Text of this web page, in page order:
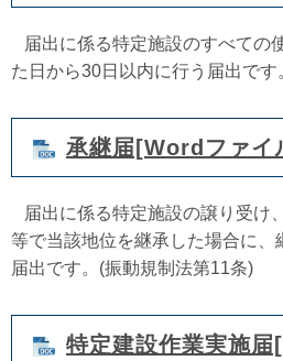
届出に係る特定施設のすべての
た日から30日以内に行う届出で
承継届[Wordファイ
届出に係る特定施設の譲り受け
等で当該地位を継承した場合に、
届出です。(振動規制法第11条)
特定建設作業実施